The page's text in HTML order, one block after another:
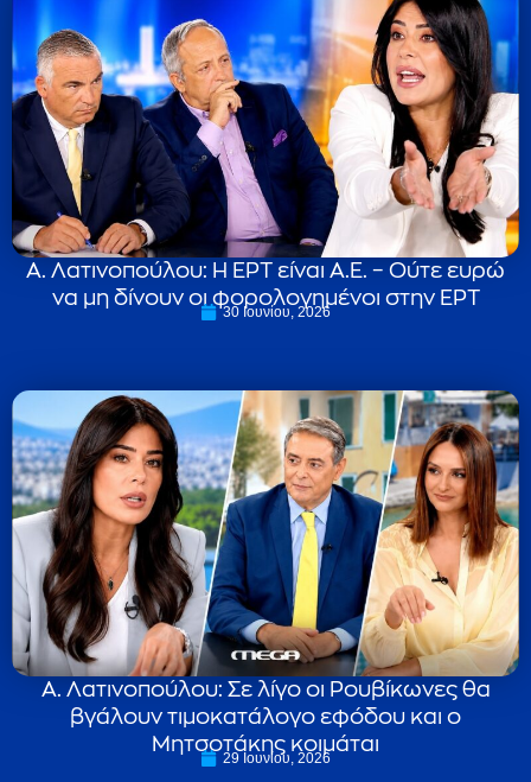
Α. Λατινοπούλου: Η ΕΡΤ είναι Α.Ε. – Ούτε ευρώ
να μη δίνουν οι φορολογημένοι στην ΕΡΤ
30 Ιουνίου, 2026
Α. Λατινοπούλου: Σε λίγο οι Ρουβίκωνες θα
βγάλουν τιμοκατάλογο εφόδου και ο
Μητσοτάκης κοιμάται
29 Ιουνίου, 2026